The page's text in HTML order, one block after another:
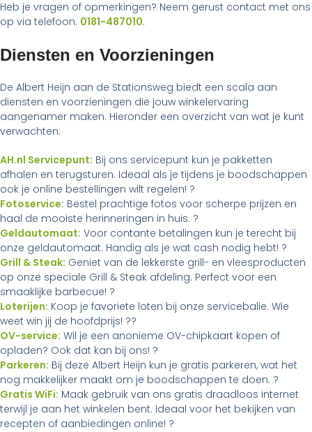
Heb je vragen of opmerkingen? Neem gerust contact met ons
op via telefoon: 0181-487010.
Diensten en Voorzieningen
De Albert Heijn aan de Stationsweg biedt een scala aan
diensten en voorzieningen die jouw winkelervaring
aangenamer maken. Hieronder een overzicht van wat je kunt
verwachten:
AH.nl Servicepunt: Bij ons servicepunt kun je pakketten
afhalen en terugsturen. Ideaal als je tijdens je boodschappen
ook je online bestellingen wilt regelen! ?
Fotoservice: Bestel prachtige fotos voor scherpe prijzen en
haal de mooiste herinneringen in huis. ?
Geldautomaat: Voor contante betalingen kun je terecht bij
onze geldautomaat. Handig als je wat cash nodig hebt! ?
Grill & Steak: Geniet van de lekkerste grill- en vleesproducten
op onze speciale Grill & Steak afdeling. Perfect voor een
smaaklijke barbecue! ?
Loterijen: Koop je favoriete loten bij onze servicebalie. Wie
weet win jij de hoofdprijs! ??
OV-service: Wil je een anonieme OV-chipkaart kopen of
opladen? Ook dat kan bij ons! ?
Parkeren: Bij deze Albert Heijn kun je gratis parkeren, wat het
nog makkelijker maakt om je boodschappen te doen. ?
Gratis WiFi: Maak gebruik van ons gratis draadloos internet
terwijl je aan het winkelen bent. Ideaal voor het bekijken van
recepten of aanbiedingen online! ?